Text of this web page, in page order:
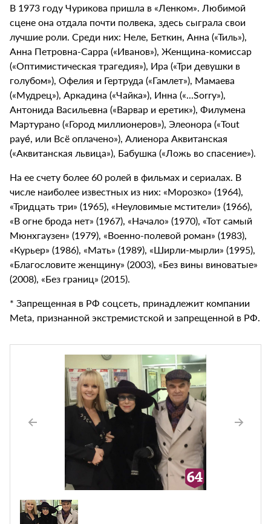
В 1973 году Чурикова пришла в «Ленком». Любимой
сцене она отдала почти полвека, здесь сыграла свои
лучшие роли. Среди них: Неле, Беткин, Анна («Тиль»),
Анна Петровна-Сарра («Иванов»), Женщина-комиссар
(«Оптимистическая трагедия»), Ира («Три девушки в
голубом»), Офелия и Гертруда («Гамлет»), Мамаева
(«Мудрец»), Аркадина («Чайка»), Инна («...Sorry»),
Антонида Васильевна («Варвар и еретик»), Филумена
Мартурано («Город миллионеров»), Элеонора («Tout
payé, или Всё оплачено»), Алиенора Аквитанская
(«Аквитанская львица»), Бабушка («Ложь во спасение»).
На ее счету более 60 ролей в фильмах и сериалах. В
числе наиболее известных из них: «Морозко» (1964),
«Тридцать три» (1965), «Неуловимые мстители» (1966),
«В огне брода нет» (1967), «Начало» (1970), «Тот самый
Мюнхгаузен» (1979), «Военно-полевой роман» (1983),
«Курьер» (1986), «Мать» (1989), «Ширли-мырли» (1995),
«Благословите женщину» (2003), «Без вины виноватые»
(2008), «Без границ» (2015).
* Запрещенная в РФ соцсеть, принадлежит компании
Meta, признанной экстремистской и запрещенной в РФ.